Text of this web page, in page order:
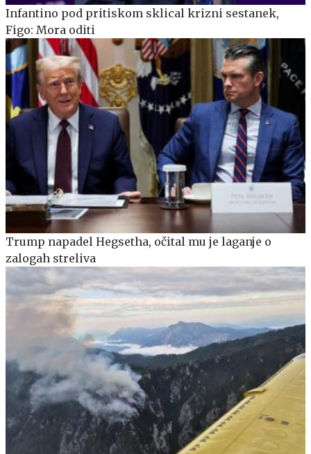
Infantino pod pritiskom sklical krizni sestanek,
Figo: Mora oditi
Trump napadel Hegsetha, očital mu je laganje o
zalogah streliva